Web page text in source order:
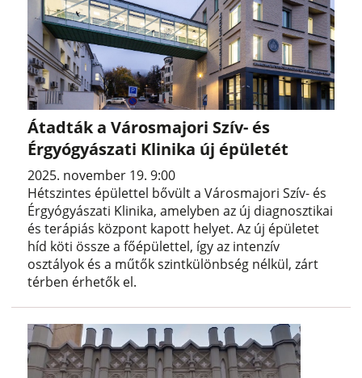
Átadták a Városmajori Szív- és
Érgyógyászati Klinika új épületét
2025. november 19. 9:00
Hétszintes épülettel bővült a Városmajori Szív- és
Érgyógyászati Klinika, amelyben az új diagnosztikai
és terápiás központ kapott helyet. Az új épületet
híd köti össze a főépülettel, így az intenzív
osztályok és a műtők szintkülönbség nélkül, zárt
térben érhetők el.